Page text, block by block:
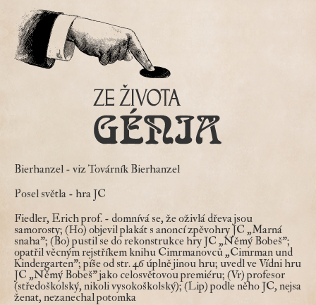
Bierhanzel - viz Továrník Bierhanzel
Posel světla - hra JC
Fiedler, Erich prof. - domnívá se, že oživlá dřeva jsou
samorosty; (Ho) objevil plakát s anoncí zpěvohry JC „Marná
snaha"; (Bo) pustil se do rekonstrukce hry JC „Němý Bobeš";
opatřil věcným rejstříkem knihu Cimrmanovců „Cimrman und
Kindergarten"; píše od str. 46 úplně jinou hru; uvedl ve Vídni hru
JC „Němý Bobeš" jako celosvětovou premiéru; (Vr) profesor
(středoškolský, nikoli vysokoškolský); (Lip) podle něho JC, nejsa
ženat, nezanechal potomka